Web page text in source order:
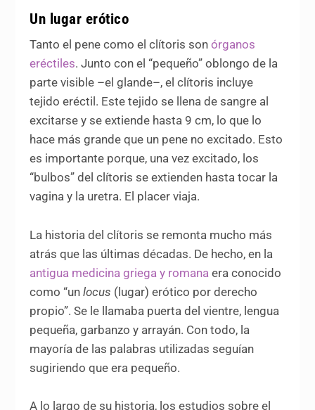
Un lugar erótico
Tanto el pene como el clítoris sonórganos
eréctiles. Junto con el “pequeño” oblongo de la
parte visible –el glande–, el clítoris incluye
tejido eréctil. Este tejido se llena de sangre al
excitarse y se extiende hasta 9 cm, lo que lo
hace más grande que un pene no excitado. Esto
es importante porque, una vez excitado, los
“bulbos” del clítoris se extienden hasta tocar la
vagina y la uretra. El placer viaja.
La historia del clítoris se remonta mucho más
atrás que las últimas décadas. De hecho, en la
antigua medicina griega y romana era conocido
como “unlocus (lugar) erótico por derecho
propio”. Se le llamaba puerta del vientre, lengua
pequeña, garbanzo y arrayán. Con todo, la
mayoría de las palabras utilizadas seguían
sugiriendo que era pequeño.
A lo largo de su historia, los estudios sobre el